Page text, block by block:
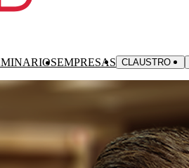
EMPRESAS CLAUSTRO